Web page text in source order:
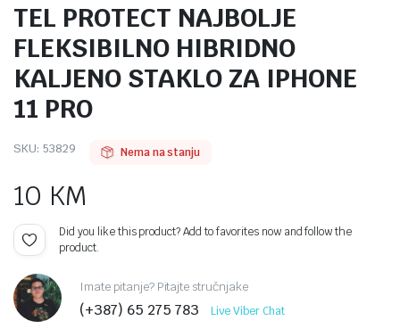
TEL PROTECT NAJBOLJE
FLEKSIBILNO HIBRIDNO
KALJENO STAKLO ZA IPHONE
11 PRO
SKU: 53829 Nema na stanju
10 KM
Did you like this product? Add to favorites now and follow the
product.
Imate pitanje? Pitajte stručnjake
(+387) 65 275 783 Live Viber Chat